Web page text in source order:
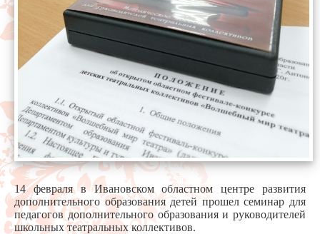
14 февраля в Ивановском областном центре развития
дополнительного образования детей прошел семинар для
педагогов дополнительного образования и руководителей
школьных театральных коллективов.